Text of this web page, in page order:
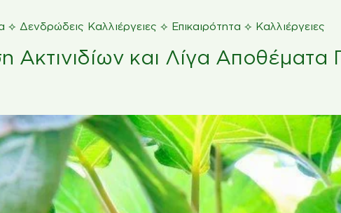
⟡ Δενδρώδεις Καλλιέργειες ⟡ Επικαιρότητα ⟡ Καλλιέργειες
Ακτινιδίων και Λίγα